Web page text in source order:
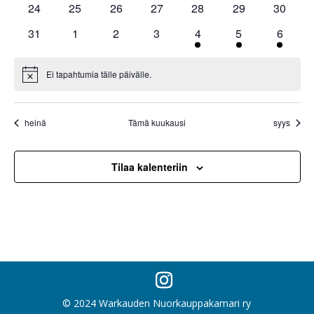
0
24
0
25
0
26
0
27
0
28
0
29
0
30
0
31
0
1
0
2
0
tapahtumat
3
1
tapahtuma
4
1
tapahtuma
5
1
6
Notice Ei tapahtumia tälle päivälle.
heinä Tämä kuukausi syys
Tilaa kalenteriin
© 2024 Warkauden Nuorkauppakamari ry